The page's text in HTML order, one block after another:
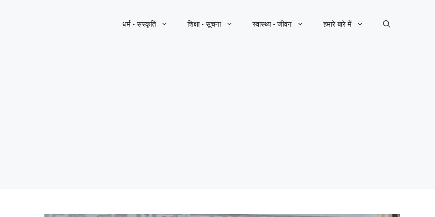
धर्म · संस्कृति शिक्षा · सूचना स्वास्थ्य · जीवन हमारे बारे में